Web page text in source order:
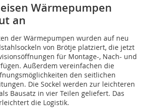
Wärmepumpen
an
der Wärmepumpen wurden auf neu
von Brötje platziert, die jetzt
für Montage-, Nach- und
Außerdem vereinfachen die
den seitlichen
Die Sockel werden zur leichteren
Bausatz in vier Teilen geliefert. Das
die Logistik.